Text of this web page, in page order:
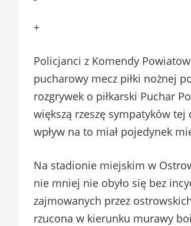
+
Policjanci z Komendy
pucharowy mecz piłki nożnej
rozgrywek o piłkarski Puchar
większą rzeszę sympatyków
wpływ na to miał pojedynek
Na stadionie miejskim w
nie mniej nie obyło się bez
zajmowanych przez
rzucona w kierunku murawy